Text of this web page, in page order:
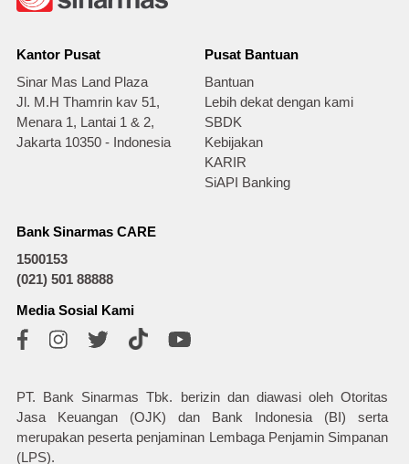
Kantor Pusat
Sinar Mas Land Plaza
Jl. M.H Thamrin kav 51,
Menara 1, Lantai 1 & 2,
Jakarta 10350 - Indonesia
Pusat Bantuan
Bantuan
Lebih dekat dengan kami
SBDK
Kebijakan
KARIR
SiAPI Banking
Bank Sinarmas CARE
1500153
(021) 501 88888
Media Sosial Kami
PT. Bank Sinarmas Tbk. berizin dan diawasi oleh Otoritas
Jasa Keuangan (OJK) dan Bank Indonesia (BI) serta
merupakan peserta penjaminan Lembaga Penjamin Simpanan
(LPS).